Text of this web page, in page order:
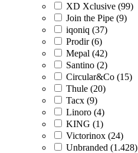
XD Xclusive (99)
Join the Pipe (9)
iqoniq (37)
Prodir (6)
Mepal (42)
Santino (2)
Circular&Co (15)
Thule (20)
Tacx (9)
Linoro (4)
KING (1)
Victorinox (24)
Unbranded (1.428)